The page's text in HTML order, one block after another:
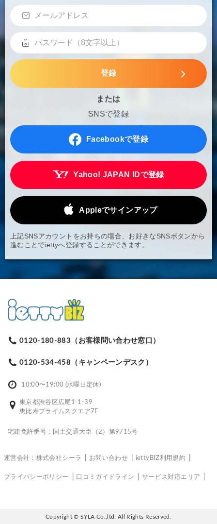
登録
または
SNSで登録
Facebookで登録
Yahoo! JAPAN IDで登録
Appleでサインアップ
上記SNSアカウントをお持ちの場合、お好きなSNSボタンから
進むことでiettyへ登録することができます。
0120-180-883（お客様問い合わせ窓口）
0120-534-458（キャンペーンデスク）
10:00〜19:00 (水曜日定休)
東京都渋谷区広尾1-1-39
恵比寿プライムスクエア7F
宅建免許番号：国土交通大臣（2）第9715号
運営会社：株式会社シーラ お問い合わせ iettyBIZ利用規約
プライバシーポリシー 口コミガイドライン サービス対応エリア
Copyright © SYLA Co.,ltd. All Rights Reserved.